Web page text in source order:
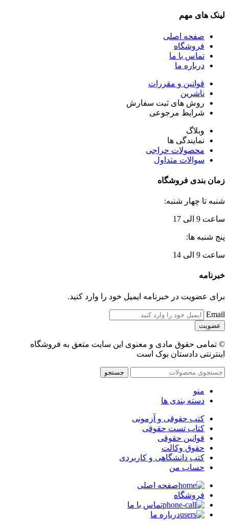
لینک های مهم
صفحه اصلی
فروشگاه
تماس با ما
درباره ما
قوانین و مقررات
ناشرین
روش های ثبت سفارش
شرایط مرجوعی
وبلاگ
نمایندگی ها
محصولات حراجی
سوالات متداول
زمان بندی فروشگاه
شنبه تا چهار شنبه:
ساعت 9 الی 17
پنج شنبه ها:
ساعت 9 الی 14
خبرنامه
برای عضویت در خبرنامه ایمیل خود را وارد کنید.
Email
© تمامی حقوق مادی و معنوی این سایت متعق به فروشگاه
اینترنتی دادستان بوک است
جستجو
منو
دسته بندی ها
کتب حقوقی و آزمونی
کتاب تست حقوقی
قوانین حقوقی
حقوق وکالت
کتب دانشگاهی و کاربردی
حساب من
صفحه اصلی
فروشگاه
تماس با ما
درباره ما